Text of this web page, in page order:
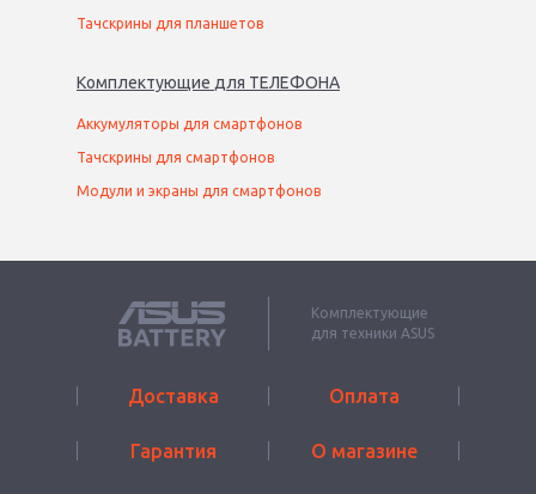
Тачскрины для планшетов
Комплектующие для ТЕЛЕФОНА
Аккумуляторы для смартфонов
Тачскрины для смартфонов
Модули и экраны для смартфонов
Комплектующие
для техники ASUS
Доставка Оплата
Гарантия О магазине